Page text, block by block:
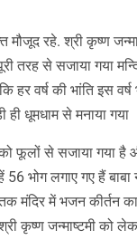
रहे. श्री कृष्ण
तरह से सजाया गया
हर वर्ष की भांति इस
धूमधाम से मनाया गया
को फूलों से सजाया गया है
56 भोग लगाए गए हैं
मंदिर में भजन कीर्तन
कृष्ण जन्माष्टमी को